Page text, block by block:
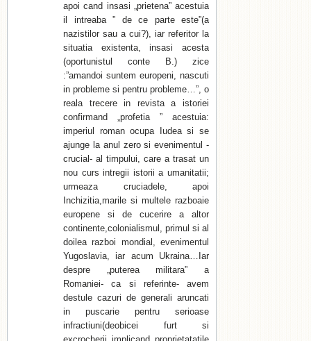
apoi cand insasi „prietena” acestuia
il intreaba ” de ce parte este”(a
nazistilor sau a cui?), iar referitor la
situatia existenta, insasi acesta
(oportunistul conte B.) zice
:”amandoi suntem europeni, nascuti
in probleme si pentru probleme…”, o
reala trecere in revista a istoriei
confirmand „profetia ” acestuia:
imperiul roman ocupa Iudea si se
ajunge la anul zero si evenimentul -
crucial- al timpului, care a trasat un
nou curs intregii istorii a umanitatii;
urmeaza cruciadele, apoi
Inchizitia,marile si multele razboaie
europene si de cucerire a altor
continente,colonialismul, primul si al
doilea razboi mondial, evenimentul
Yugoslavia, iar acum Ukraina…Iar
despre „puterea militara” a
Romaniei- ca si referinte- avem
destule cazuri de generali aruncati
in puscarie pentru serioase
infractiuni(deobicei furt si